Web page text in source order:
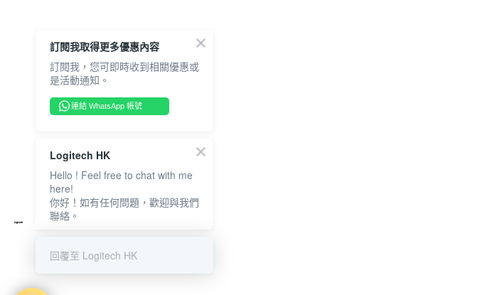
訂閱我取得更多優惠內容
訂閱我，您可即時收到相關優惠或
是活動通知。
連結 WhatsApp 帳號
Logitech HK
Hello ! Feel free to chat with me
here!
你好！如有任何問題，歡迎與我們
聯絡。
回覆至 Logitech HK